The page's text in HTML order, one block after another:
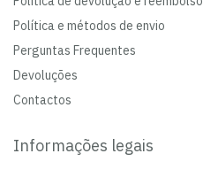
Política e métodos de envio
Perguntas Frequentes
Devoluções
Contactos
Informações legais